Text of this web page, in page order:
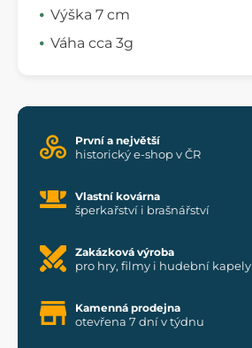
Výška 7 cm
Váha cca 3g
První a největší
historický e-shop v ČR
Vlastní kovárna
šperkařství i brašnářství
Zakázková výroba
pro hry, filmy i hudební kapely
Kamenná prodejna
otevřena 7 dní v týdnu